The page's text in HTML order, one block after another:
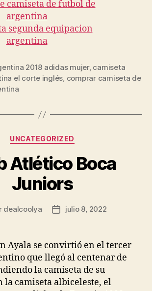
2018 adidas mujer, camiseta
el corte inglés, comprar camiseta de
Categorías
UNCATEGORIZED
Atlético Boca
Juniors
dealcoolya
Fecha
entrada
julio 8, 2022
Ayala se convirtió en el tercer
que llegó al centenar de
la camiseta de su
la camiseta albiceleste, el